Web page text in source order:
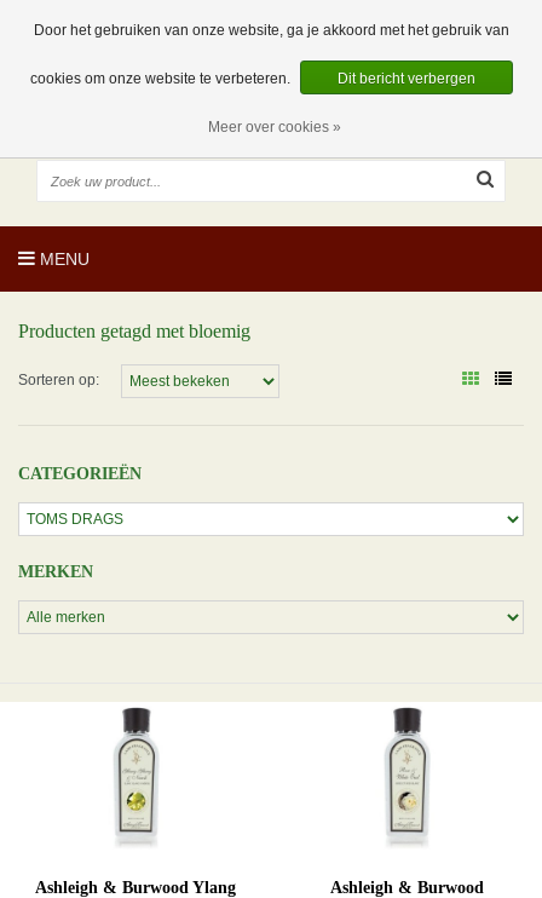
0 Artikelen
NL
EUR
MENU
Producten getagd met bloemig
Sorteren op:
CATEGORIEËN
MERKEN
Ashleigh & Burwood Ylang
Ashleigh & Burwood
Door het gebruiken van onze website, ga je akkoord met het gebruik van
cookies om onze website te verbeteren. Dit bericht verbergen
Meer over cookies »